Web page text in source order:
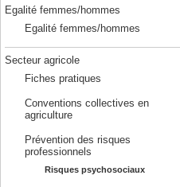
Egalité femmes/hommes
Egalité femmes/hommes
Secteur agricole
Fiches pratiques
Conventions collectives en
agriculture
Prévention des risques
professionnels
Risques psychosociaux